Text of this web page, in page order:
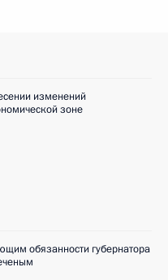
изменений
зоне
обязанности губернатора